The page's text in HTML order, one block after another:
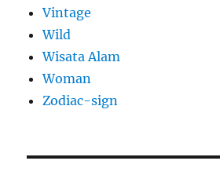
Vintage
Wild
Wisata Alam
Woman
Zodiac-sign